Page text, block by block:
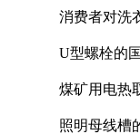
消费者对洗
U型螺栓的
煤矿用电热
照明母线槽